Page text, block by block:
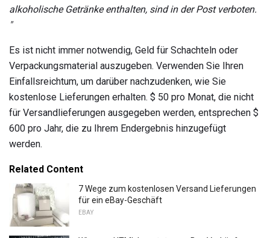
alkoholische Getränke enthalten, sind in der Post verboten.
"
Es ist nicht immer notwendig, Geld für Schachteln oder
Verpackungsmaterial auszugeben. Verwenden Sie Ihren
Einfallsreichtum, um darüber nachzudenken, wie Sie
kostenlose Lieferungen erhalten. $ 50 pro Monat, die nicht
für Versandlieferungen ausgegeben werden, entsprechen $
600 pro Jahr, die zu Ihrem Endergebnis hinzugefügt
werden.
Related Content
7 Wege zum kostenlosen Versand Lieferungen
für ein eBay-Geschäft
EBAY